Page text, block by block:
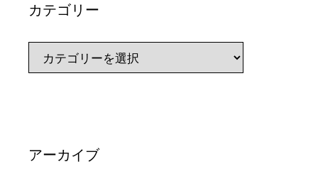
カテゴリー
アーカイブ